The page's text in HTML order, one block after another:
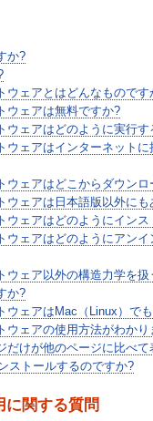
か?
ウェアとはどんなものです
ウェアは無料ですか?
ウェアはどのように実行す
ウェアはインターネット
ウェアはどこからダウン
ウェアは日本語版以外にも
ウェアはどのようにイン
ウェアはどのようにアン
ウェア以外の構造力学を
か?
ウェアはMac（Linux）で
ウェアの使用方法がわかり
だけが他のページに比べ
ストールするのですか?
に関する質問